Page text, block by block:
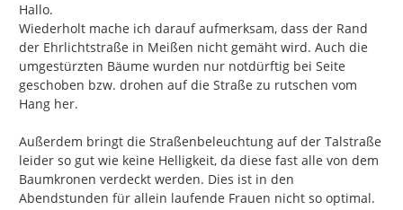
Hallo.
Wiederholt mache ich darauf aufmerksam, dass der Rand
der Ehrlichtstraße in Meißen nicht gemäht wird. Auch die
umgestürzten Bäume wurden nur notdürftig bei Seite
geschoben bzw. drohen auf die Straße zu rutschen vom
Hang her.
Außerdem bringt die Straßenbeleuchtung auf der Talstraße
leider so gut wie keine Helligkeit, da diese fast alle von dem
Baumkronen verdeckt werden. Dies ist in den
Abendstunden für allein laufende Frauen nicht so optimal.